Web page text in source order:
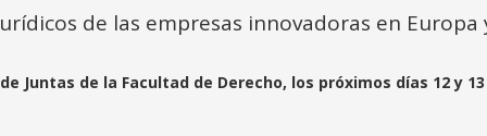
de las empresas innovadoras en Europa
Juntas de la Facultad de Derecho, los próximos días 12 y